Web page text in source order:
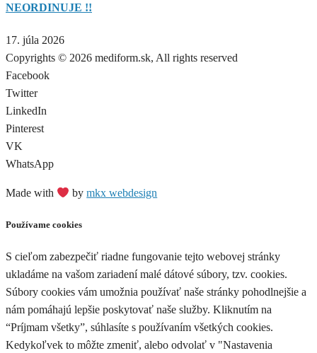
NEORDINUJE !!
17. júla 2026
Copyrights © 2026 mediform.sk, All rights reserved​
Facebook
Twitter
LinkedIn
Pinterest
VK
WhatsApp
Made with bymkx webdesign
Používame cookies
S cieľom zabezpečiť riadne fungovanie tejto webovej stránky
ukladáme na vašom zariadení malé dátové súbory, tzv. cookies.
Súbory cookies vám umožnia používať naše stránky pohodlnejšie a
nám pomáhajú lepšie poskytovať naše služby. Kliknutím na
“Príjmam všetky”, súhlasíte s používaním všetkých cookies.
Kedykoľvek to môžte zmeniť, alebo odvolať v "Nastavenia